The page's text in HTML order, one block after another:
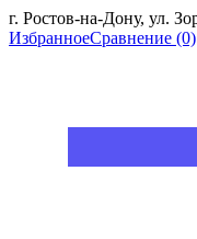
г. Ростов-на-Дону, ул.
ИзбранноеСравнение (0)